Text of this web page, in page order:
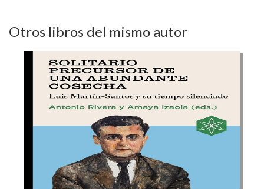
Otros libros del mismo autor